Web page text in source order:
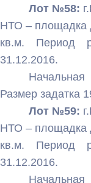
Лот №58:
НТО – площадка
кв.м. Период
31.12.2016.
Размер задатка
Лот №59:
НТО – площадка
кв.м. Период
31.12.2016.